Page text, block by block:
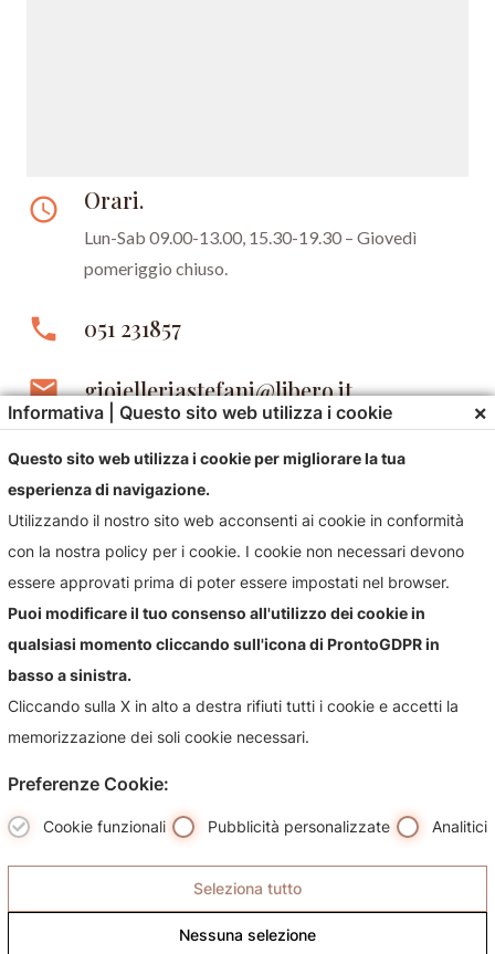
access_time Orari.
Lun-Sab 09.00-13.00, 15.30-19.30 –Giovedì
pomeriggio chiuso.
phone 051 231857
email gioielleriastefani@libero.it
Contattaci!
Contattaci per qualsiasi informazioni sul nostro negozio e i
suoi prodotti, sarà nostra premura risponderti più
celermente possibile.
Informativa | Questo sito web utilizza i cookie ×
Questo sito web utilizza i cookie per migliorare la tua
esperienza di navigazione.
Utilizzando il nostro sito web acconsenti ai cookie in conformità
con la nostra policy per i cookie. I cookie non necessari devono
essere approvati prima di poter essere impostati nel browser.
Puoi modificare il tuo consenso all'utilizzo dei cookie in
qualsiasi momento cliccando sull'icona di ProntoGDPR in
basso a sinistra.
Cliccando sulla X in alto a destra rifiuti tutti i cookie e accetti la
memorizzazione dei soli cookie necessari.
Preferenze Cookie:
Cookie funzionali Pubblicità personalizzate Analitici
Seleziona tutto
Nessuna selezione